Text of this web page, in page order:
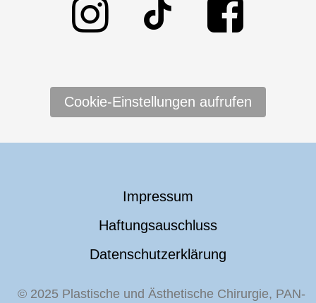
Cookie-Einstellungen aufrufen
Impressum
Haftungsauschluss
Datenschutzerklärung
© 2025 Plastische und Ästhetische Chirurgie, PAN-